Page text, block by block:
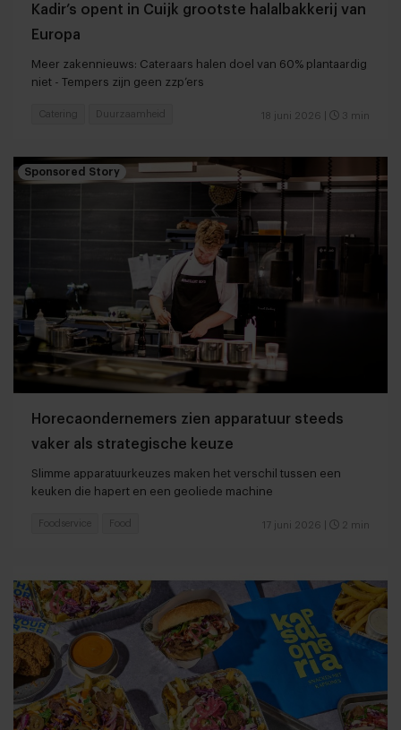
Kadir’s opent in Cuijk grootste halalbakkerij van
Europa
Meer zakennieuws: Cateraars halen doel van 60% plantaardig
niet - Tempers zijn geen zzp’ers
18 juni 2026 3 min
Catering Duurzaamheid
Sponsored Story
Horecaondernemers zien apparatuur steeds
vaker als strategische keuze
Slimme apparatuurkeuzes maken het verschil tussen een
keuken die hapert en een geoliede machine
17 juni 2026 2 min
Foodservice Food